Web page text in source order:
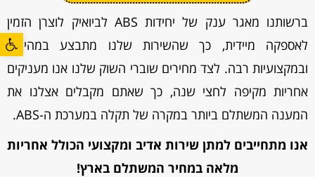
פתח
ברשותנו מאגר ענק של יחידות ABS לביואיק לוצרן הזמין
לאספקה מיידית, כך שהשירות שלנו מתבצע במהירות
ובמקצועיות רבה. לצד מחירים שוברי השוק שלנו אנו מעניקים
אחריות מקיפה לחצי שנה, כך שאתם מקבלים אצלנו את
המענה המשתלם ביותר במקרה של תקלה במערכת ה-ABS.
אנו מתחייבים למתן שירות אדיב ומקצועי הכולל אחריות
מלאה במחיר המשתלם בארץ!